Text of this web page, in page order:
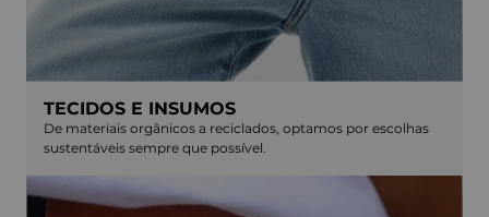
TECIDOS E INSUMOS
De materiais orgânicos a reciclados, optamos por escolhas
sustentáveis sempre que possível.